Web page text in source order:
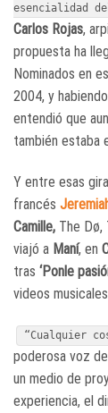
esencialidad
Carlos Rojas,
propuesta ha
Nominados en
2004, y
entendió que
también estaba
Y entre esas
francés
Camille, The Dø,
viajó a Maní, en
tras ‘Ponle
videos
“Cualquier
poderosa voz
un medio de
experiencia, el